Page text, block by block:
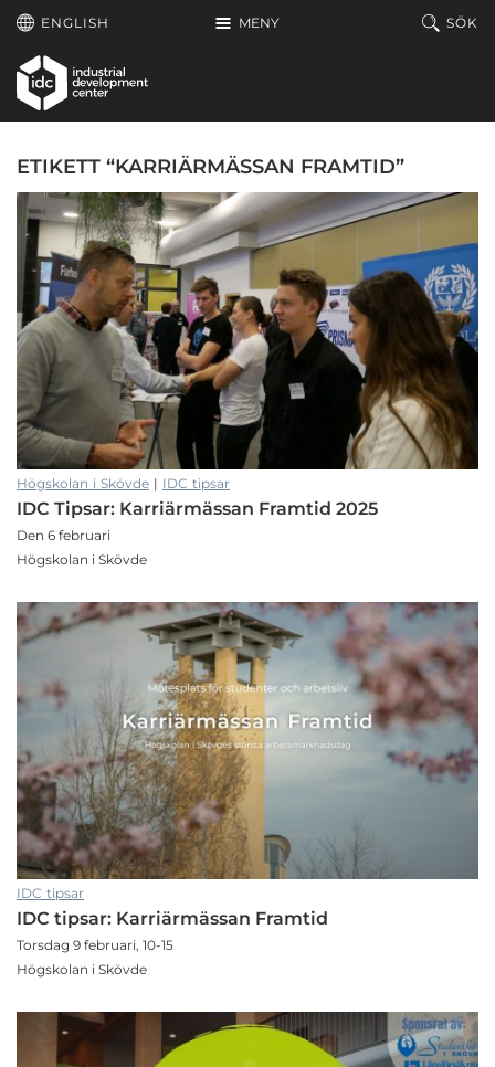
Hoppa till huvudinnehållet
MENY
ENGLISH SÖK
ETIKETT “KARRIÄRMÄSSAN FRAMTID”
Högskolan i Skövde | IDC tipsar
IDC Tipsar: Karriärmässan Framtid 2025
Den 6 februari
Högskolan i Skövde
IDC tipsar
IDC tipsar: Karriärmässan Framtid
Torsdag 9 februari, 10-15
Högskolan i Skövde